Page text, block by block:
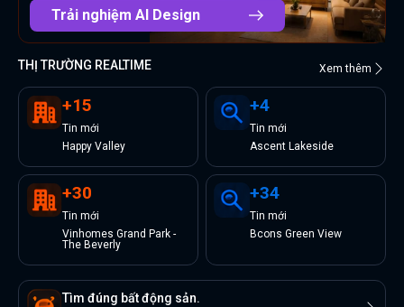
Trải nghiệm AI Design
THỊ TRƯỜNG REALTIME Xem thêm
+15
Tin mới
Happy Valley
+4
Tin mới
Ascent Lakeside
+30
Tin mới
Vinhomes Grand Park -
The Beverly
+34
Tin mới
Bcons Green View
Tìm đúng bất động sản.